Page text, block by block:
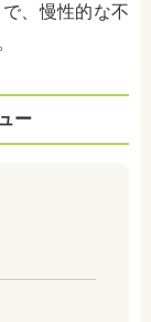
、慢性的な不
ー